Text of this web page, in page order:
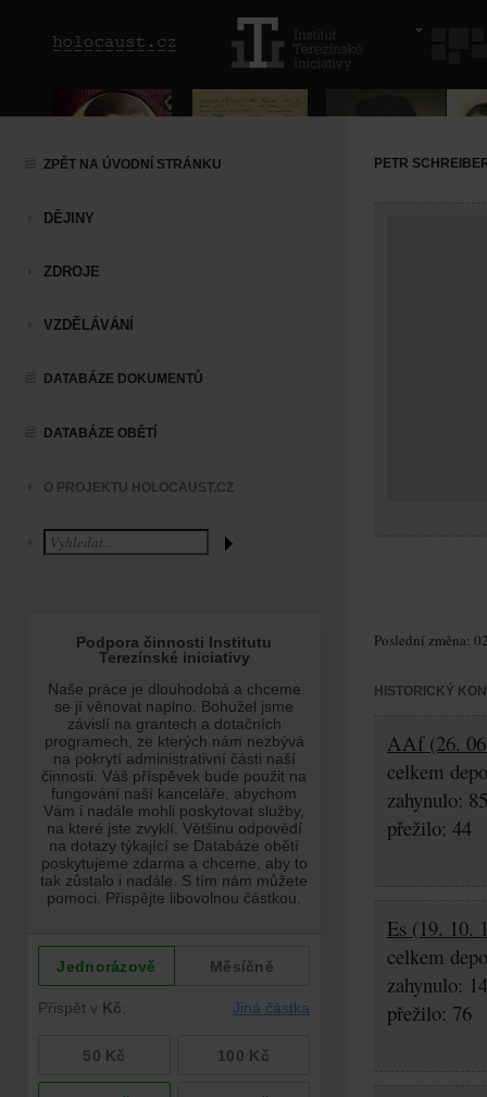
ZPĚT NA ÚVODNÍ STRÁNKU
DĚJINY
ZDROJE
VZDĚLÁVÁNÍ
DATABÁZE DOKUMENTŮ
DATABÁZE OBĚTÍ
O PROJEKTU HOLOCAUST.CZ
PETR
Poslední změna:
HISTORICKÝ
AAf (26.
celkem
zahynulo:
přežilo: 44
Es (19. 10.
celkem
zahynulo:
přežilo: 76